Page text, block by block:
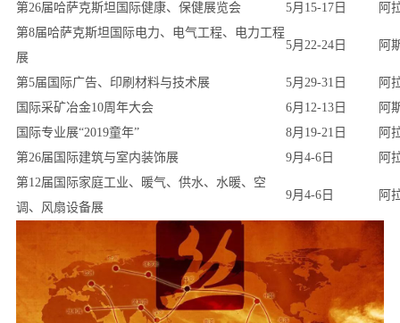
第26届哈萨克斯坦国际健康、保健展览会
5月15-17日
阿
第8届哈萨克斯坦国际电力、电气工程、电力工程
展
5月22-24日 阿
第5届国际广告、印刷材料与技术展 5月29-31日
阿
国际采矿冶金10周年大会
6月12-13日
阿
国际专业展“2019童年”
8月19-21日
阿
第26届国际建筑与室内装饰展
9月4-6日
阿
第12届国际家庭工业、暖气、供水、水暖、空
调、风扇设备展
9月4-6日 阿